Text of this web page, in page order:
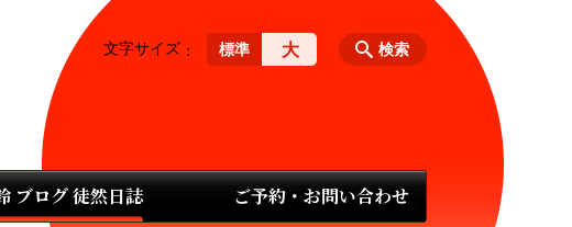
ブログ 徒然日誌 ご予約・お問い合わせ
検索
文字サイズ 標準 大